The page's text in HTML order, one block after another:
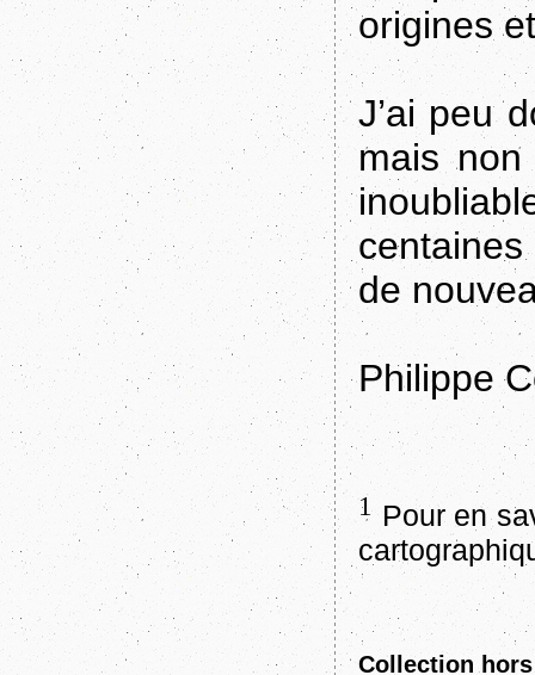
origines
J’ai peu
mais
de
Philippe
1Pour en
Collection